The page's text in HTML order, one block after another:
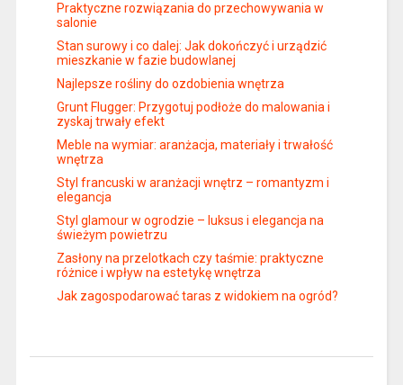
Praktyczne rozwiązania do przechowywania w
salonie
Stan surowy i co dalej: Jak dokończyć i urządzić
mieszkanie w fazie budowlanej
Najlepsze rośliny do ozdobienia wnętrza
Grunt Flugger: Przygotuj podłoże do malowania i
zyskaj trwały efekt
Meble na wymiar: aranżacja, materiały i trwałość
wnętrza
Styl francuski w aranżacji wnętrz – romantyzm i
elegancja
Styl glamour w ogrodzie – luksus i elegancja na
świeżym powietrzu
Zasłony na przelotkach czy taśmie: praktyczne
różnice i wpływ na estetykę wnętrza
Jak zagospodarować taras z widokiem na ogród?